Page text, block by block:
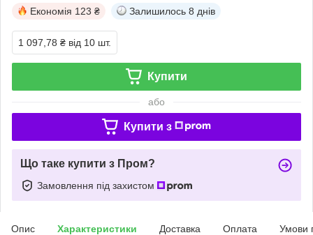
Економія 123 ₴ Залишилось 8 днів
1 097,78 ₴ від 10 шт.
Купити
або
Купити з
Що таке купити з Пром?
Замовлення під захистом
Опис Характеристики Доставка Оплата Умови